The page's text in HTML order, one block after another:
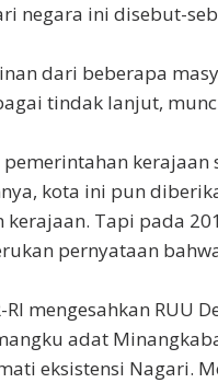
negara ini disebut-
dari beberapa
tindak lanjut,
kerajaan
kota ini pun
Tapi pada
pernyataan
mengesahkan RUU
adat
eksistensi Nagari.